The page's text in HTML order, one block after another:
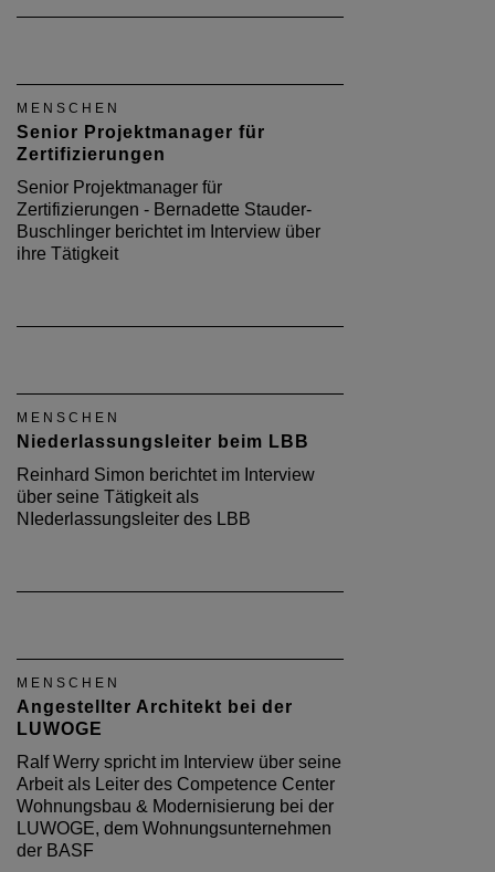
MENSCHEN
Senior Projektmanager für
Zertifizierungen
Senior Projektmanager für
Zertifizierungen - Bernadette Stauder-
Buschlinger berichtet im Interview über
ihre Tätigkeit
MENSCHEN
Niederlassungsleiter beim LBB
Reinhard Simon berichtet im Interview
über seine Tätigkeit als
NIederlassungsleiter des LBB
MENSCHEN
Angestellter Architekt bei der
LUWOGE
Ralf Werry spricht im Interview über seine
Arbeit als Leiter des Competence Center
Wohnungsbau & Modernisierung bei der
LUWOGE, dem Wohnungsunternehmen
der BASF